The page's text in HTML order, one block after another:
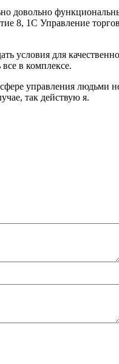
довольно
8, 1С Управление
условия для
в комплексе.
управления людьми
так действую я.